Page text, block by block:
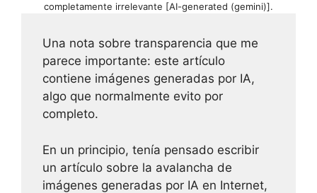
completamente irrelevante [AI-generated (gemini)].
Una nota sobre transparencia que me
parece importante: este artículo
contiene imágenes generadas por IA,
algo que normalmente evito por
completo.
En un principio, tenía pensado escribir
un artículo sobre la avalancha de
imágenes generadas por IA en Internet,